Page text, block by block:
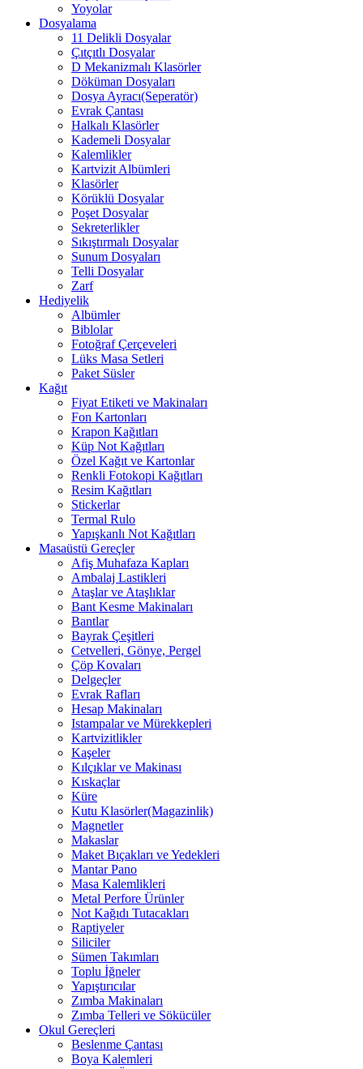
Yoyolar
Dosyalama
11 Delikli Dosyalar
Çıtçıtlı Dosyalar
D Mekanizmalı Klasörler
Döküman Dosyaları
Dosya Ayracı(Seperatör)
Evrak Çantası
Halkalı Klasörler
Kademeli Dosyalar
Kalemlikler
Kartvizit Albümleri
Klasörler
Körüklü Dosyalar
Poşet Dosyalar
Sekreterlikler
Sıkıştırmalı Dosyalar
Sunum Dosyaları
Telli Dosyalar
Zarf
Hediyelik
Albümler
Biblolar
Fotoğraf Çerçeveleri
Lüks Masa Setleri
Paket Süsler
Kağıt
Fiyat Etiketi ve Makinaları
Fon Kartonları
Krapon Kağıtları
Küp Not Kağıtları
Özel Kağıt ve Kartonlar
Renkli Fotokopi Kağıtları
Resim Kağıtları
Stickerlar
Termal Rulo
Yapışkanlı Not Kağıtları
Masaüstü Gereçler
Afiş Muhafaza Kapları
Ambalaj Lastikleri
Ataşlar ve Ataşlıklar
Bant Kesme Makinaları
Bantlar
Bayrak Çeşitleri
Cetvelleri, Gönye, Pergel
Çöp Kovaları
Delgeçler
Evrak Rafları
Hesap Makinaları
Istampalar ve Mürekkepleri
Kartvizitlikler
Kaşeler
Kılçıklar ve Makinası
Kıskaçlar
Küre
Kutu Klasörler(Magazinlik)
Magnetler
Makaslar
Maket Bıçakları ve Yedekleri
Mantar Pano
Masa Kalemlikleri
Metal Perfore Ürünler
Not Kağıdı Tutacakları
Raptiyeler
Siliciler
Sümen Takımları
Toplu İğneler
Yapıştırıcılar
Zımba Makinaları
Zımba Telleri ve Sökücüler
Okul Gereçleri
Beslenme Çantası
Boya Kalemleri